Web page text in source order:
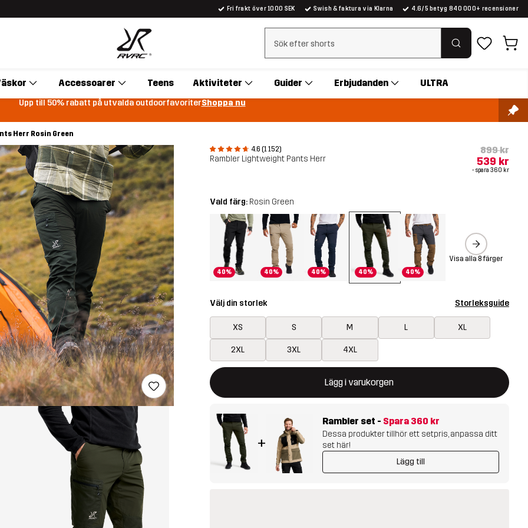
Fri frakt över 1000 SEK Swish & faktura via Klarna 4.6/5 betyg 840 000+ recensioner
Rensa sök
Accessoarer Teens Aktiviteter Guider Erbjudanden ULTRA
Upp till 50% rabatt på utvalda outdoorfavoriterShoppa nu
Herr Rosin Green
4.6 (1 152)
Rambler Lightweight Pants Herr
899 kr
539 kr
- spara 360 kr
Vald färg: Rosin Green
40% 40% 40% 40% 40%
Visa alla 8 färger
Välj din storlek Storleksguide
XS S M L XL
2XL 3XL 4XL
Lägg i varukorgen
Denna knapp kommer att öppna en modal som bekräftar en ny vara i varukorg
{{size}} inte tillgänglig
+
Rambler set - Spara 360 kr
Dessa produkter tillhör ett setpris, anpassa ditt
set här!
Lägg till